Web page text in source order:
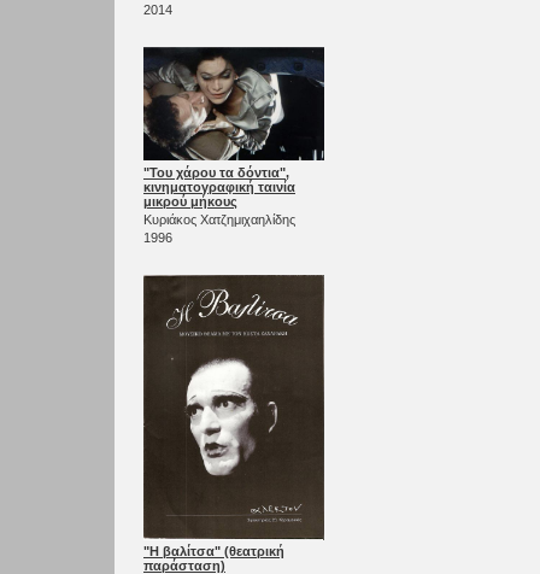
2014
"Του χάρου τα δόντια",
κινηματογραφική ταινία
μικρού μήκους
Κυριάκος Χατζημιχαηλίδης
1996
"Η βαλίτσα" (θεατρική
παράσταση)